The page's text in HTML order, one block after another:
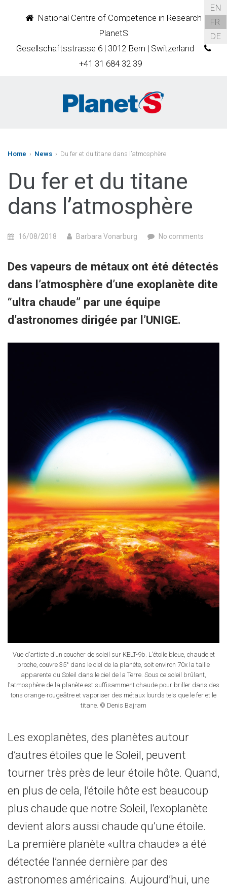
National Centre of Competence in Research
PlanetS
Gesellschaftsstrasse 6 | 3012 Bern | Switzerland
+41 31 684 32 39
EN
FR
DE
Home › News › Du fer et du titane dans l’atmosphère
Du fer et du titane
dans l’atmosphère
16/08/2018 Barbara Vonarburg No comments
Des vapeurs de métaux ont été détectés
dans l’atmosphère d’une exoplanète dite
“ultra chaude” par une équipe
d’astronomes dirigée par l’UNIGE.
Vue d’artiste d’un coucher de soleil sur KELT-9b. L’étoile bleue, chaude et
proche, couvre 35° dans le ciel de la planète, soit environ 70x la taille
apparente du Soleil dans le ciel de la Terre. Sous ce soleil brûlant,
l’atmosphère de la planète est suffisamment chaude pour briller dans des
tons orange-rougeâtre et vaporiser des métaux lourds tels que le fer et le
titane. © Denis Bajram
Les exoplanètes, des planètes autour
d’autres étoiles que le Soleil, peuvent
tourner très près de leur étoile hôte. Quand,
en plus de cela, l’étoile hôte est beaucoup
plus chaude que notre Soleil, l’exoplanète
devient alors aussi chaude qu’une étoile.
La première planète «ultra chaude» a été
détectée l’année dernière par des
astronomes américains. Aujourd’hui, une